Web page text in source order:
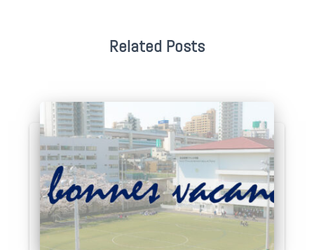
Related Posts